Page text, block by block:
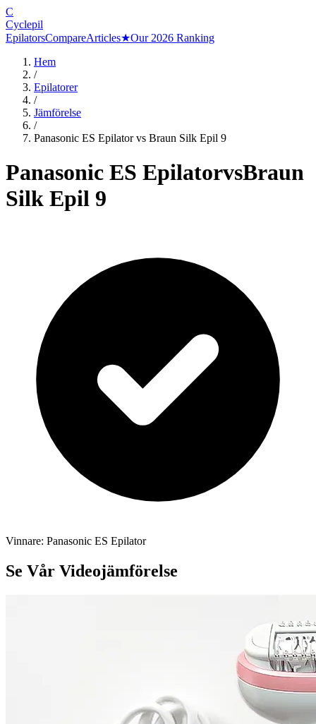
C
Cyclepil
EpilatorsCompareArticles★Our 2026 Ranking
Hem
/
Epilatorer
/
Jämförelse
/
Panasonic ES Epilatorvs Braun Silk Epil 9
Panasonic ES EpilatorvsBraun
Silk Epil 9
Vinnare: Panasonic ES Epilator
Se Vår Videojämförelse